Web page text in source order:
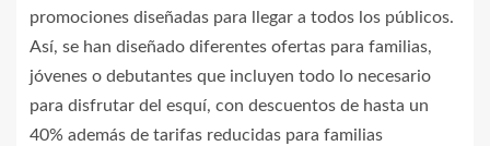
promociones diseñadas para llegar a todos los públicos.
Así, se han diseñado diferentes ofertas para familias,
jóvenes o debutantes que incluyen todo lo necesario
para disfrutar del esquí, con descuentos de hasta un
40% además de tarifas reducidas para familias